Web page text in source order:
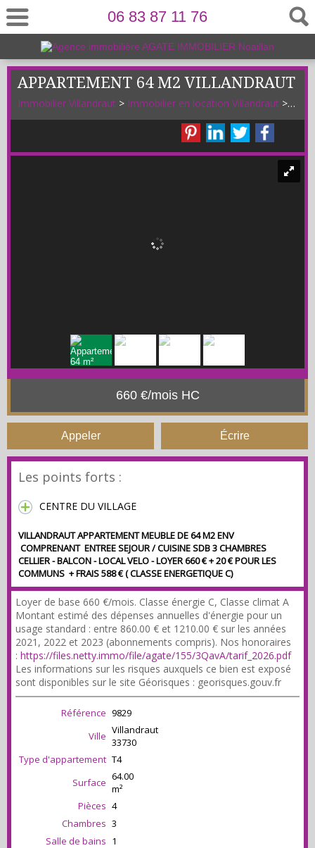
06 83 87 11 76
APPARTEMENT 64 M2 VILLANDRAUT
Immobilier Villandraut > Immobilier en location Villandraut > T4
660 €/mois HC
Appeler Écrire
Les points forts :
CENTRE DU VILLAGE
VILLANDRAUT APPARTEMENT MEUBLE DE 64 M2 ENV
COMPRENANT ENTREE SEJOUR / CUISINE SDB 3 CHAMBRES
CELLIER - BALCON - LOCAL VELO - LOYER 660 € + 20 € POUR LES
COMMUNS + FRAIS 588 € ( CLASSE ENERGETIQUE C)
Loyer de base 660 €/mois. Classe énergie C, Classe climat A
Montant estimé des dépenses annuelles d'énergie pour un
usage standard : entre 860.00 € et 1210.00 € sur les années
2021, 2022 et 2023 (abonnements compris). Nos honoraires
: https://files.netty.immo/file/agate/155/3QavA/tarif_2026.pdf
Les informations sur les risques auxquels ce bien est exposé
sont disponibles sur le site Géorisques : georisques.gouv.fr
Référence 9829
Ville Villandraut
33730
Type d'appartement T4
Surface 64.00
m²
Pièces 4
Chambres 3
Salle de bains 1